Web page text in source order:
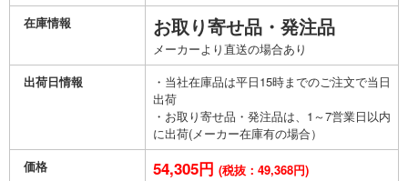
在庫情報
お取り寄せ品・発注品
メーカーより直送の場合あり
出荷日情報
・当社在庫品は平日15時までのご注文で当日
出荷
・お取り寄せ品・発注品は、1～7営業日以内
に出荷(メーカー在庫有の場合）
価格
54,305円 (税抜：49,368円)